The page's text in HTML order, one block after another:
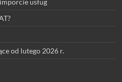
usług
od lutego 2026 r.